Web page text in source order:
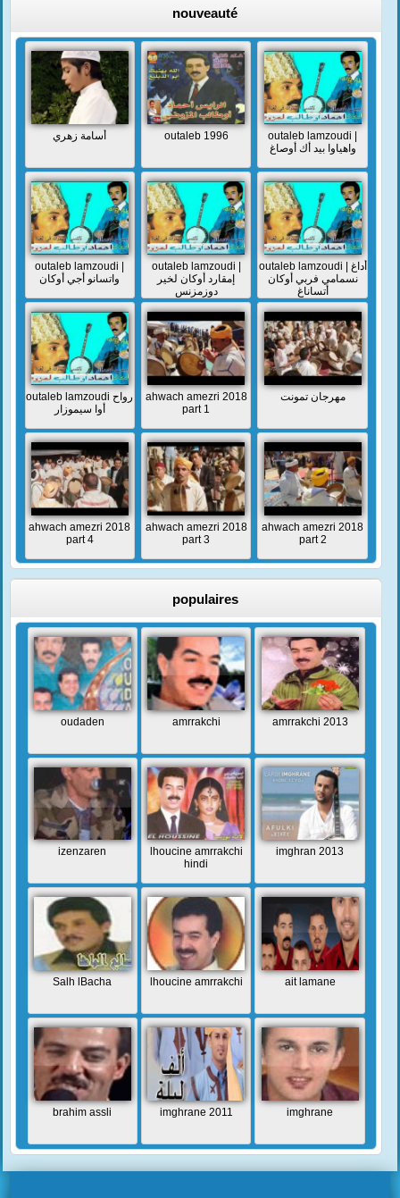
nouveauté
أسامة زهري outaleb 1996
outaleb lamzoudi |
واهياوا بيد أك أوصاغ
outaleb lamzoudi |
واتسانو أجي أوكان
outaleb lamzoudi |
إمقارد أوكان لخير
دوزمزنس
outaleb lamzoudi | أداغ
نسمامي فربي أوكان
أتساناغ
outaleb lamzoudi رواح
أوا سيموزار
ahwach amezri 2018
part 1
مهرجان تمونت
ahwach amezri 2018
part 4
ahwach amezri 2018
part 3
ahwach amezri 2018
part 2
populaires
oudaden amrrakchi amrrakchi 2013
izenzaren
lhoucine amrrakchi
hindi
imghran 2013
Salh lBacha lhoucine amrrakchi ait lamane
brahim assli imghrane 2011 imghrane